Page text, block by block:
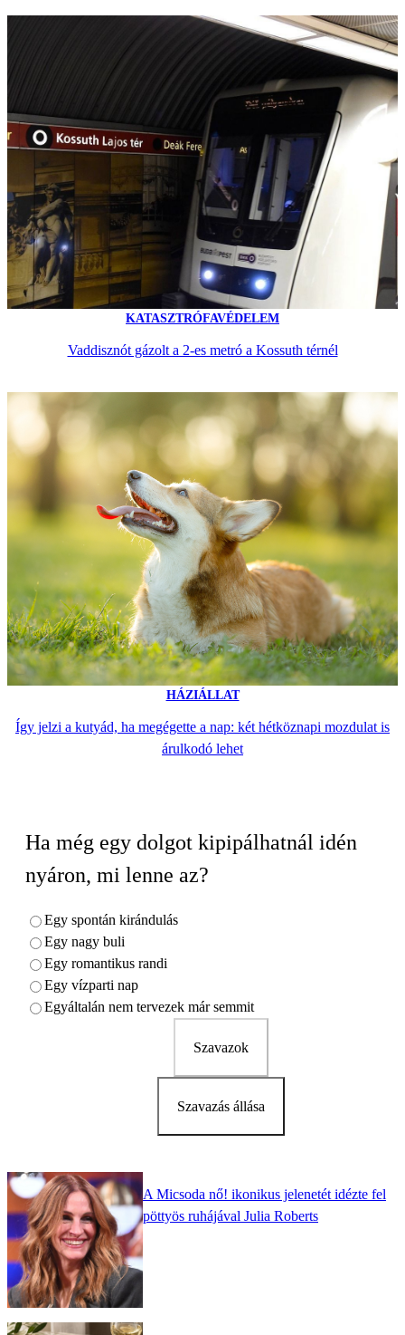
KATASZTRÓFAVÉDELEM
Vaddisznót gázolt a 2-es metró a Kossuth térnél
HÁZIÁLLAT
Így jelzi a kutyád, ha megégette a nap: két hétköznapi mozdulat is
árulkodó lehet
Ha még egy dolgot kipipálhatnál idén
nyáron, mi lenne az?
Egy spontán kirándulás
Egy nagy buli
Egy romantikus randi
Egy vízparti nap
Egyáltalán nem tervezek már semmit
Szavazok
Szavazás állása
A Micsoda nő! ikonikus jelenetét idézte fel
pöttyös ruhájával Julia Roberts